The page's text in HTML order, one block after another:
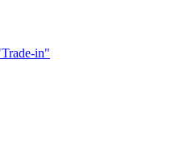
in"